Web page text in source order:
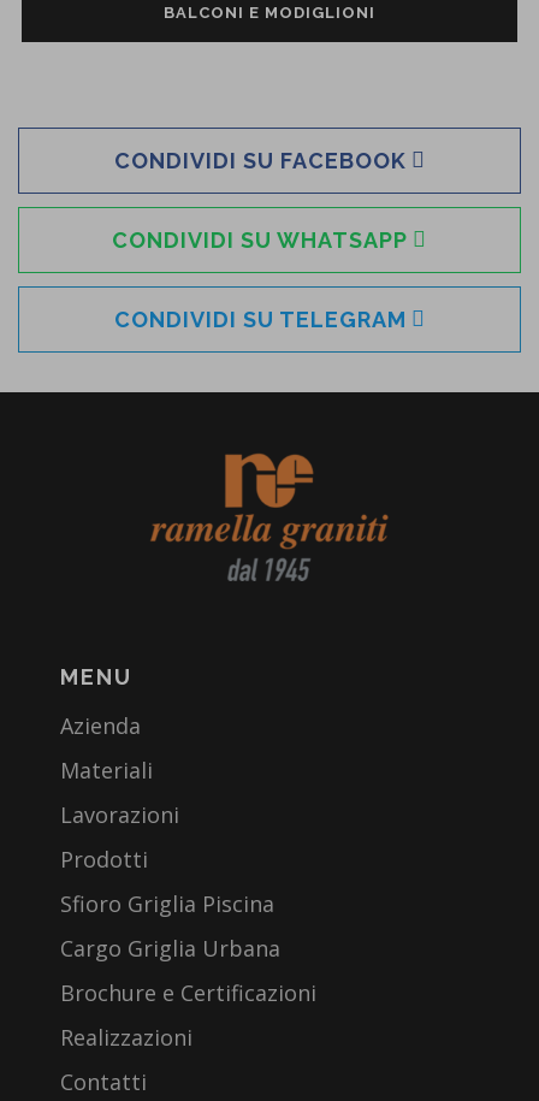
BALCONI E MODIGLIONI
CONDIVIDI SU FACEBOOK
CONDIVIDI SU WHATSAPP
CONDIVIDI SU TELEGRAM
MENU
Azienda
Materiali
Lavorazioni
Prodotti
Sfioro Griglia Piscina
Cargo Griglia Urbana
Brochure e Certificazioni
Realizzazioni
Contatti